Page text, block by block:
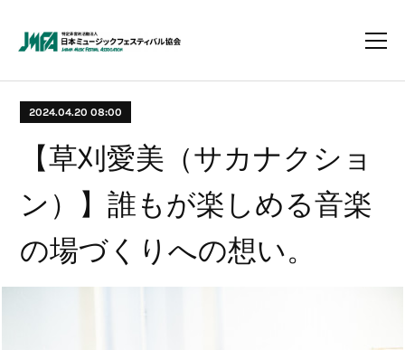
2024.04.20 08:00
【草刈愛美（サカナクショ
ン）】誰もが楽しめる音楽
の場づくりへの想い。